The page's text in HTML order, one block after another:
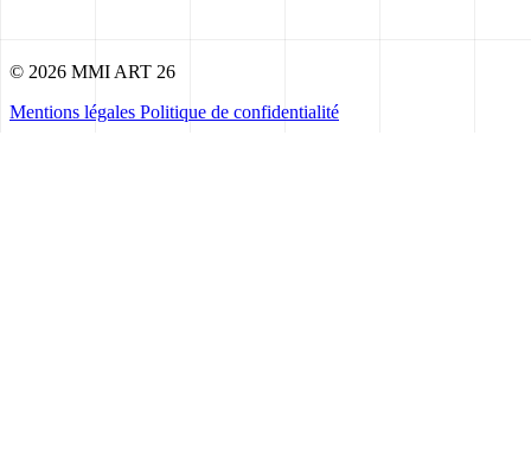
© 2026 MMI ART 26
Mentions légales Politique de confidentialité